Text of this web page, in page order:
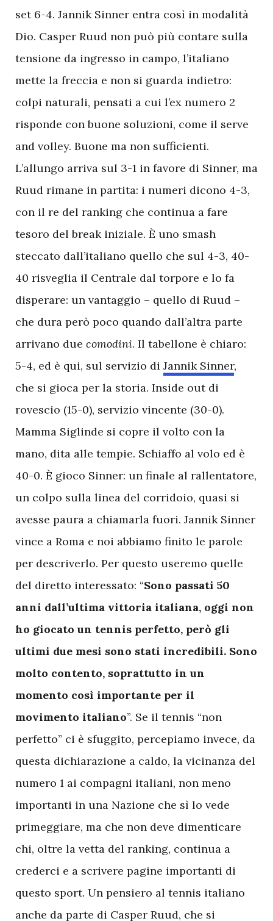
set 6-4. Jannik Sinner entra così in modalità
Dio. Casper Ruud non può più contare sulla
tensione da ingresso in campo, l’italiano
mette la freccia e non si guarda indietro:
colpi naturali, pensati a cui l’ex numero 2
risponde con buone soluzioni, come il serve
and volley. Buone ma non sufficienti.
L’allungo arriva sul 3-1 in favore di Sinner, ma
Ruud rimane in partita: i numeri dicono 4-3,
con il re del ranking che continua a fare
tesoro del break iniziale. È uno smash
steccato dall’italiano quello che sul 4-3, 40-
40 risveglia il Centrale dal torpore e lo fa
disperare: un vantaggio – quello di Ruud –
che dura però poco quando dall’altra parte
arrivano due comodini. Il tabellone è chiaro:
5-4, ed è qui, sul servizio di Jannik Sinner,
che si gioca per la storia. Inside out di
rovescio (15-0), servizio vincente (30-0).
Mamma Siglinde si copre il volto con la
mano, dita alle tempie. Schiaffo al volo ed è
40-0. È gioco Sinner: un finale al rallentatore,
un colpo sulla linea del corridoio, quasi si
avesse paura a chiamarla fuori. Jannik Sinner
vince a Roma e noi abbiamo finito le parole
per descriverlo. Per questo useremo quelle
del diretto interessato: “Sono passati 50
anni dall’ultima vittoria italiana, oggi non
ho giocato un tennis perfetto, però gli
ultimi due mesi sono stati incredibili. Sono
molto contento, soprattutto in un
momento così importante per il
movimento italiano”. Se il tennis “non
perfetto” ci è sfuggito, percepiamo invece, da
questa dichiarazione a caldo, la vicinanza del
numero 1 ai compagni italiani, non meno
importanti in una Nazione che sì lo vede
primeggiare, ma che non deve dimenticare
chi, oltre la vetta del ranking, continua a
crederci e a scrivere pagine importanti di
questo sport. Un pensiero al tennis italiano
anche da parte di Casper Ruud, che si